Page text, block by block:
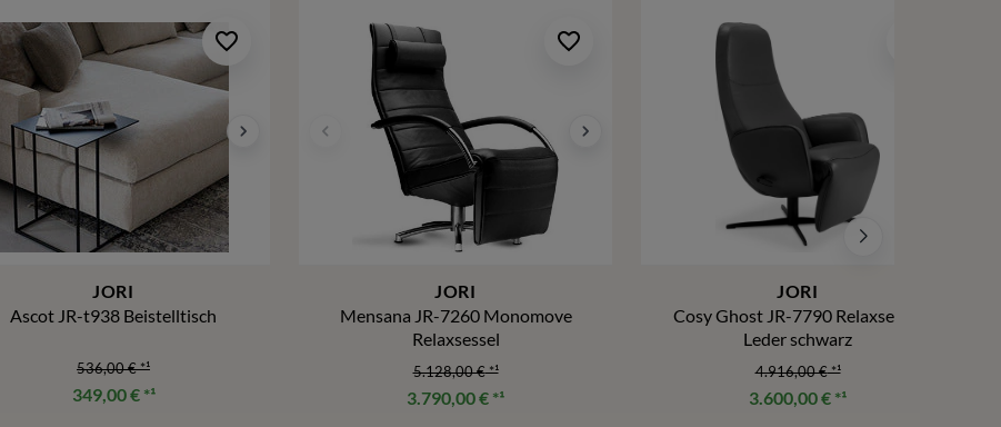
JORI
Ascot JR-t938 Beistelltisch
536,00 €*¹
349,00 €*¹
JORI
Mensana JR-7260 Monomove
Relaxsessel
5.128,00 €*¹
3.790,00 € *¹
JORI
Cosy Ghost JR-7790 Relaxsessel
Leder schwarz
4.916,00 €*¹
3.600,00 € *¹